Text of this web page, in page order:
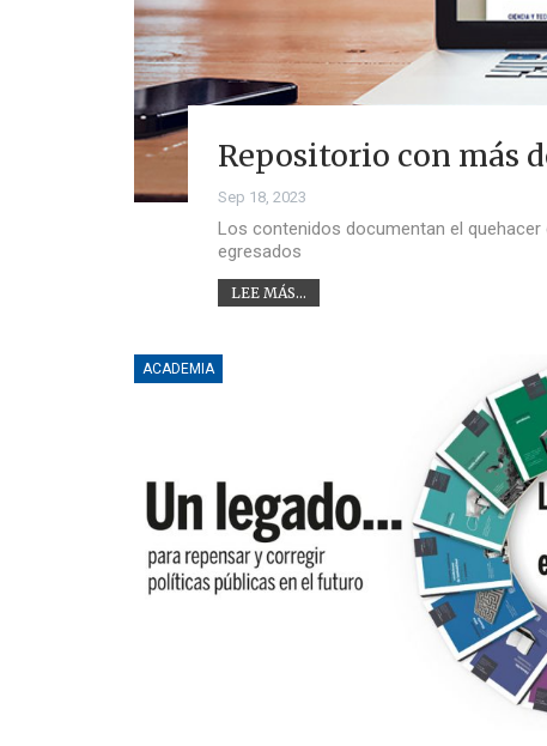
Repositorio con más
Sep 18, 2023
Los contenidos documentan el
egresados
LEE MÁS...
ACADEMIA